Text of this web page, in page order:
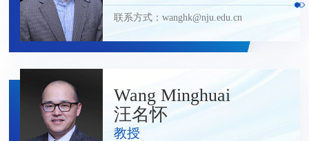
联系方式：wanghk@nju.edu.cn
Wang Minghuai
汪名怀
教授